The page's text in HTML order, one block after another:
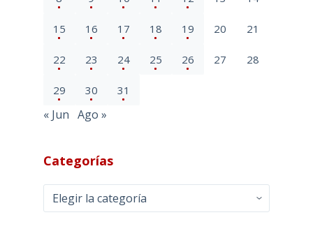
15 16 17 18 19 20 21
22 23 24 25 26 27 28
29 30 31
« Jun Ago »
Categorías
Categorías